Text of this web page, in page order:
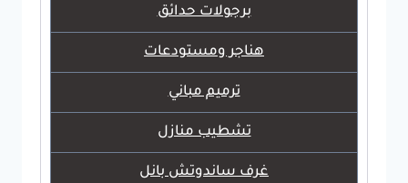
برجولات حدائق
هناجر ومستودعات
ترميم مباني
تشطيب منازل
غرف ساندوتش بانل